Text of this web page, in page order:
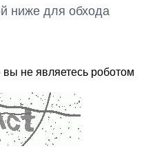
ниже для обхода
не являетесь роботом